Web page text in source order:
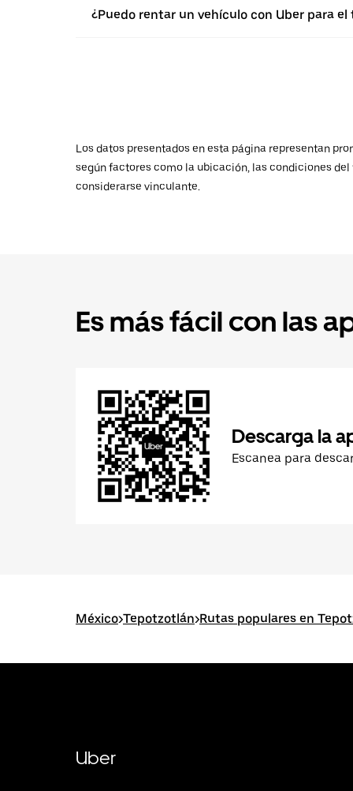
¿Puedo rentar un vehículo con Uber para
Los datos presentados en esta página representan
según factores como la ubicación, las condiciones
considerarse vinculante.
Es más fácil con las
Descarga la
Escanea para
México>Tepotzotlán>Rutas populares en
Uber